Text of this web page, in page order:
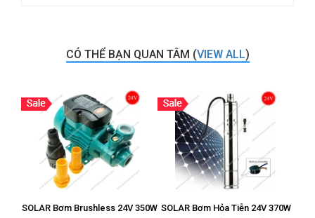
CÓ THỂ BẠN QUAN TÂM (VIEW ALL)
SOLAR Bơm Brushless 24V 350W SOLAR Bơm Hỏa Tiễn 24V 370W